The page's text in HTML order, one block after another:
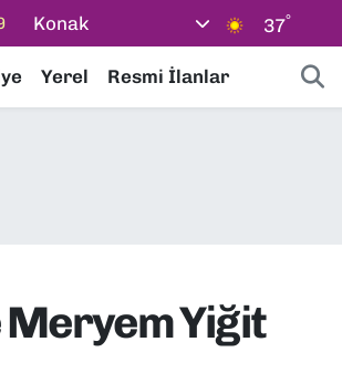
Konak 37°
Yerel Resmi İlanlar
Meryem Yiğit